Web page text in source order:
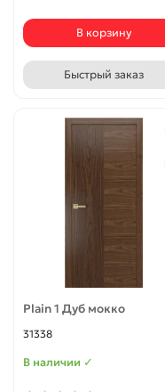
В корзину
Быстрый заказ
Plain 1 Дуб мокко
31338
В наличии ✓